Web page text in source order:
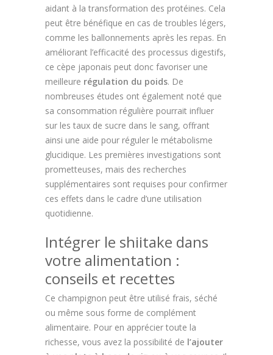
aidant à la transformation des protéines. Cela
peut être bénéfique en cas de troubles légers,
comme les ballonnements après les repas. En
améliorant l’efficacité des processus digestifs,
ce cèpe japonais peut donc favoriser une
meilleure régulation du poids. De
nombreuses études ont également noté que
sa consommation régulière pourrait influer
sur les taux de sucre dans le sang, offrant
ainsi une aide pour réguler le métabolisme
glucidique. Les premières investigations sont
prometteuses, mais des recherches
supplémentaires sont requises pour confirmer
ces effets dans le cadre d’une utilisation
quotidienne.
Intégrer le shiitake dans
votre alimentation :
conseils et recettes
Ce champignon peut être utilisé frais, séché
ou même sous forme de complément
alimentaire. Pour en apprécier toute la
richesse, vous avez la possibilité de l’ajouter